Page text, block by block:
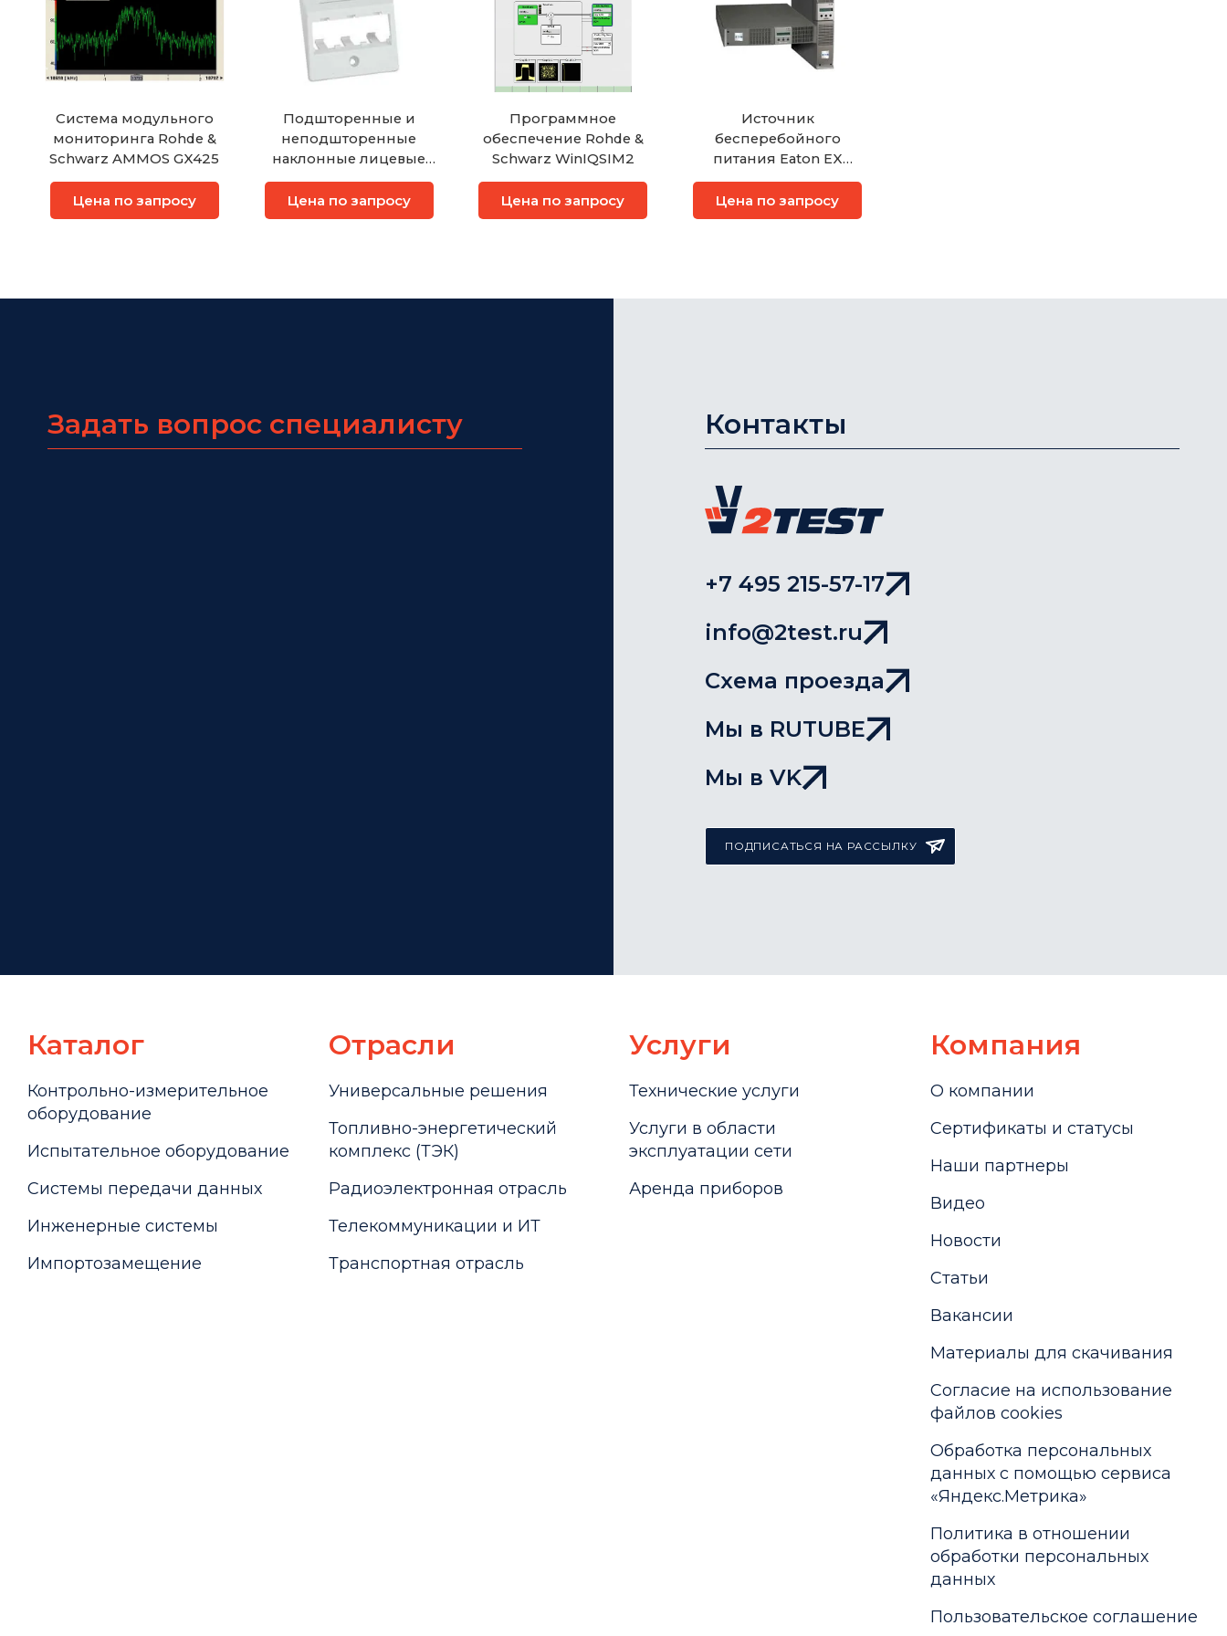
Система модульного
мониторинга Rohde &
Schwarz AMMOS GX425
Цена по запросу
Подшторенные и
неподшторенные
наклонные лицевые
панели
Цена по запросу
Программное
обеспечение Rohde &
Schwarz WinIQSIM2
Цена по запросу
Источник
бесперебойного
питания Eaton EX
Marine
Цена по запросу
Задать вопрос специалисту Контакты
+7 495 215-57-17
info@2test.ru
Схема проезда
Мы в RUTUBE
Мы в VK
ПОДПИСАТЬСЯ НА РАССЫЛКУ
Каталог
Контрольно-измерительное
оборудование
Испытательное оборудование
Системы передачи данных
Инженерные системы
Импортозамещение
Отрасли
Универсальные решения
Топливно-энергетический
комплекс (ТЭК)
Радиоэлектронная отрасль
Телекоммуникации и ИТ
Транспортная отрасль
Услуги
Технические услуги
Услуги в области
эксплуатации сети
Аренда приборов
Компания
О компании
Сертификаты и статусы
Наши партнеры
Видео
Новости
Статьи
Вакансии
Материалы для скачивания
Cогласие на использование
файлов cookies
Обработка персональных
данных с помощью сервиса
«Яндекс.Метрика»
Политика в отношении
обработки персональных
данных
Пользовательское соглашение